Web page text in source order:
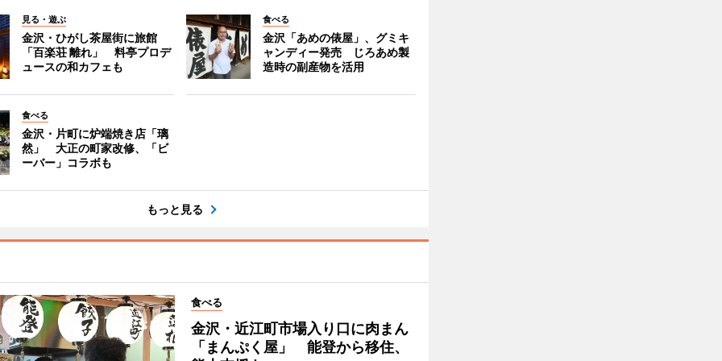
見る・遊ぶ
金沢・ひがし茶屋街に旅館
「百楽荘 離れ」 料亭プロデ
ュースの和カフェも
食べる
金沢「あめの俵屋」、グミキ
ャンディー発売 じろあめ製
造時の副産物を活用
食べる
金沢・片町に炉端焼き店「璃
然」 大正の町家改修、「ビ
ーバー」コラボも
もっと見る
食べる
金沢・近江町市場入り口に肉まん
「まんぷく屋」 能登から移住、